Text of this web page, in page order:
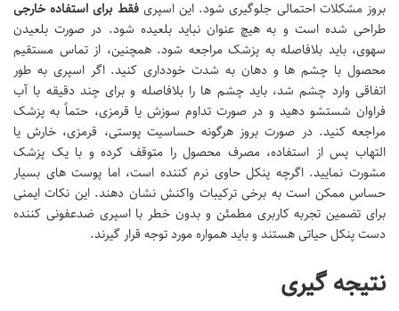
بروز مشکلات احتمالی جلوگیری شود. این اسپریفقط برای استفاده خارجی
طراحی شده است و به هیچ عنوان نباید بلعیده شود. در صورت بلعیدن
سهوی، باید بلافاصله به پزشک مراجعه شود. همچنین، از تماس مستقیم
محصول با چشم ها و دهان به شدت خودداری کنید. اگر اسپری به طور
اتفاقی وارد چشم شد، باید چشم ها را بلافاصله و برای چند دقیقه با آب
فراوان شستشو دهید و در صورت تداوم سوزش یا قرمزی، حتماً به پزشک
مراجعه کنید. در صورت بروز هرگونه حساسیت پوستی، قرمزی، خارش یا
التهاب پس از استفاده، مصرف محصول را متوقف کرده و با یک پزشک
مشورت نمایید. اگرچه پنکل حاوی نرم کننده است، اما پوست های بسیار
حساس ممکن است به برخی ترکیبات واکنش نشان دهند. این نکات ایمنی
برای تضمین تجربه کاربری مطمئن و بدون خطر با اسپری ضدعفونی کننده
دست پنکل حیاتی هستند و باید همواره مورد توجه قرار گیرند.
نتیجه گیری